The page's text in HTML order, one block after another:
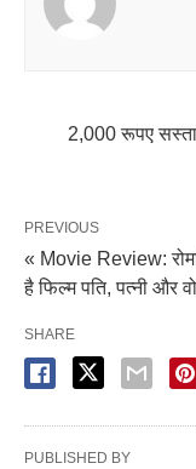
2,000 रूपए
PREVIOUS
« Movie Review:
है फिल्म पति, पत्नी और वो
SHARE
PUBLISHED BY